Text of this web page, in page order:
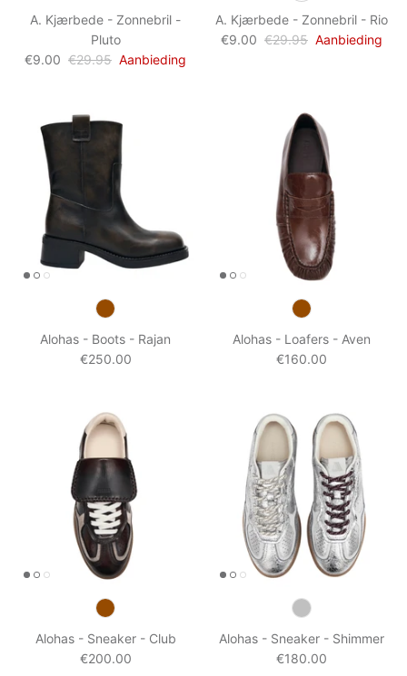
A. Kjærbede - Zonnebril -
Pluto
€9.00 €29.95 Aanbieding
A. Kjærbede - Zonnebril - Rio
€9.00 €29.95 Aanbieding
Alohas - Boots - Rajan
€250.00
Alohas - Loafers - Aven
€160.00
Alohas - Sneaker - Club
€200.00
Alohas - Sneaker - Shimmer
€180.00